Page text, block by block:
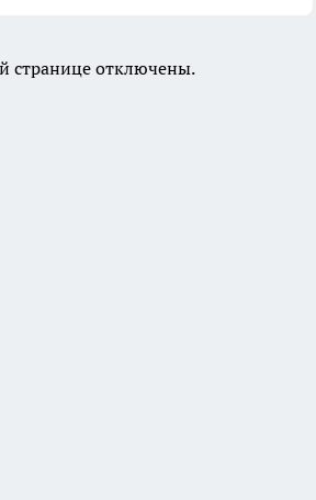
странице отключены.